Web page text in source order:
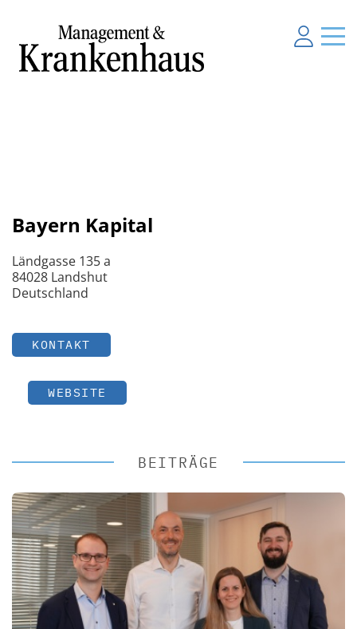
Bayern Kapital
Ländgasse 135 a
84028 Landshut
Deutschland
KONTAKT
WEBSITE
BEITRÄGE